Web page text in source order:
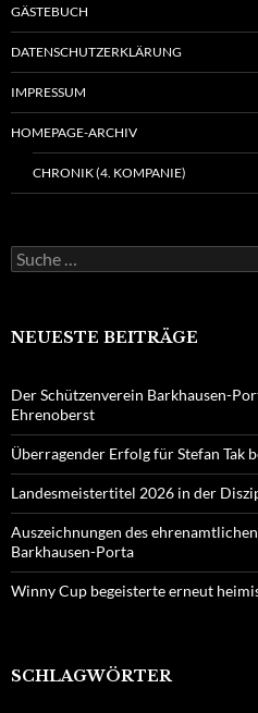
GÄSTEBUCH
DATENSCHUTZERKLÄRUNG
IMPRESSUM
HOMEPAGE-ARCHIV
CHRONIK (4. KOMPANIE)
Suche
nach:
NEUESTE BEITRÄGE
Der Schützenverein Barkhausen-
Ehrenoberst
Überragender Erfolg für Stefan Tak
Landesmeistertitel 2026 in der
Auszeichnungen des
Barkhausen-Porta
Winny Cup begeisterte erneut
SCHLAGWÖRTER